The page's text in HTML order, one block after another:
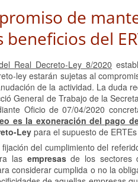
de
beneficios del
Real Decreto-Ley 8/2020
ley estarán sujetas al
de la actividad. La duda
General de Trabajo de la
Oficio de 07/04/2020
es la exoneración del pago
Leypara el supuesto de
del cumplimiento del
las empresasde los sectores
considerar cumplida o no la